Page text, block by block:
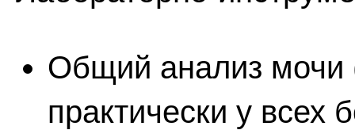
Общий анализ мочи
практически у